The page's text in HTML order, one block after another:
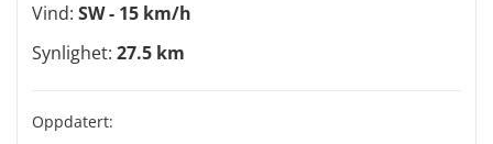
Vind: SW - 15 km/h
Synlighet: 27.5 km
Oppdatert: